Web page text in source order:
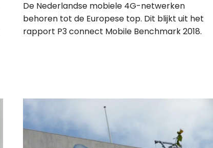
De Nederlandse mobiele 4G-netwerken
behoren tot de Europese top. Dit blijkt uit het
rapport P3 connect Mobile Benchmark 2018.